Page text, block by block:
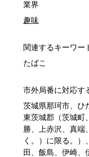
業界
趣味
関連するキーワー
たばこ
市外局番に対応す
茨城県那珂市、ひ
東茨城郡（茨城町
勝、上赤沢、真端
く。）に限る。
田、飯島、伊崎、